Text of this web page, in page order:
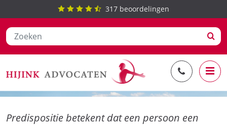
naar
de
317 beoordelingen
Predispositie
Predispositie betekent dat een persoon een